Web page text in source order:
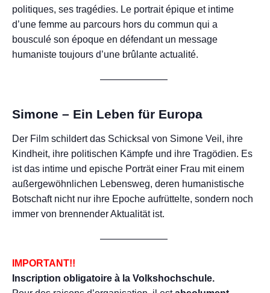
politiques, ses tragédies. Le portrait épique et intime
d’une femme au parcours hors du commun qui a
bousculé son époque en défendant un message
humaniste toujours d’une brûlante actualité.
———————
Simone – Ein Leben für Europa
Der Film schildert das Schicksal von Simone Veil, ihre
Kindheit, ihre politischen Kämpfe und ihre Tragödien. Es
ist das intime und epische Porträt einer Frau mit einem
außergewöhnlichen Lebensweg, deren humanistische
Botschaft nicht nur ihre Epoche aufrüttelte, sondern noch
immer von brennender Aktualität ist.
———————
IMPORTANT!!
Inscription obligatoire à la Volkshochschule.